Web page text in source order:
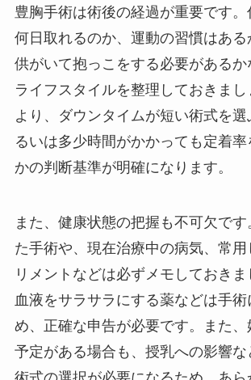
豊胸手術は術後の経過が重要です
何日取れるのか、運動の習慣はある
供がいて抱っこをする必要がある
ライフスタイルを整理しておきまし
より、ダウンタイムが短い術式を
るいは多少時間がかかっても定着率
かの判断基準が明確になります。
また、健康状態の把握も不可欠で
た手術や、現在治療中の病気、常
リメントなどは必ずメモしておき
血液をサラサラにする薬などは手術
め、正確な申告が必要です。また
予定がある場合も、授乳への影響な